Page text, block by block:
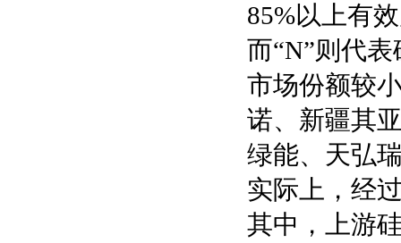
85%以上有
而“N”则代
市场份额较
诺、新疆其
绿能、天弘
实际上，经
其中，上游